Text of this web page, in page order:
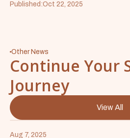
Published:Oct 22, 2025
Other News
Continue Your
Journey
View All
Aug 7, 2025